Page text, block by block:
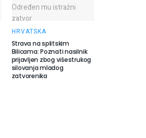
HRVATSKA
Strava na splitskim
Bilicama: Poznati nasilnik
prijavljen zbog višestrukog
silovanja mladog
zatvorenika